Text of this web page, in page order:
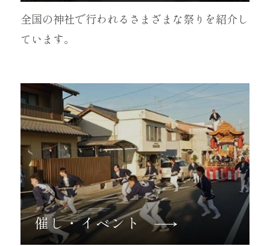
全国の神社で行われるさまざまな祭りを紹介し
ています。
催し・イベント